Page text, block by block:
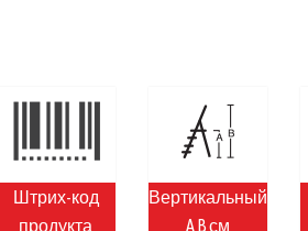
Штрих-код
продукта
Вертикальный
A B см